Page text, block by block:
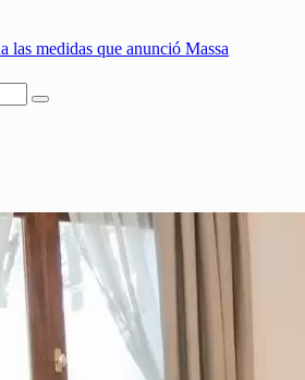
las medidas que anunció Massa